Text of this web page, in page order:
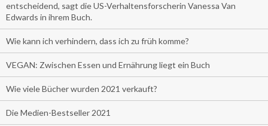
entscheidend, sagt die US-Verhaltensforscherin Vanessa Van
Edwards in ihrem Buch.
Wie kann ich verhindern, dass ich zu früh komme?
VEGAN: Zwischen Essen und Ernährung liegt ein Buch
Wie viele Bücher wurden 2021 verkauft?
Die Medien-Bestseller 2021